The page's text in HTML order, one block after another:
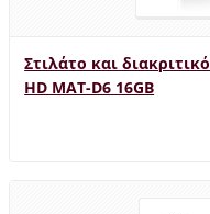
Στιλάτο και
HD MAT-D6 16GB